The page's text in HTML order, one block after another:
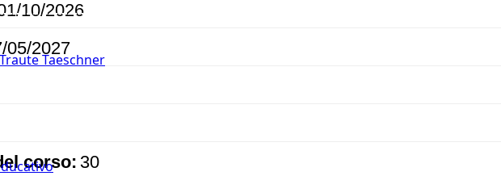
Taeschner
10/2026
05/2027
corso: 30